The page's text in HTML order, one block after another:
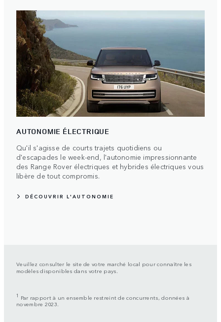
AUTONOMIE ÉLECTRIQUE
Qu'il s'agisse de courts trajets quotidiens ou
d'escapades le week-end, l'autonomie impressionnante
des Range Rover électriques et hybrides électriques vous
libère de tout compromis.
DÉCOUVRIR L'AUTONOMIE
Veuillez consulter le site de votre marché local pour connaître les
modèles disponibles dans votre pays.
1 Par rapport à un ensemble restreint de concurrents, données à
novembre 2023.